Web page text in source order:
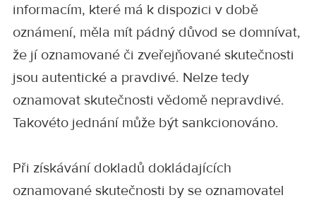
informacím, které má k dispozici v době
oznámení, měla mít pádný důvod se domnívat,
že jí oznamované či zveřejňované skutečnosti
jsou autentické a pravdivé. Nelze tedy
oznamovat skutečnosti vědomě nepravdivé.
Takovéto jednání může být sankcionováno.
Při získávání dokladů dokládajících
oznamované skutečnosti by se oznamovatel